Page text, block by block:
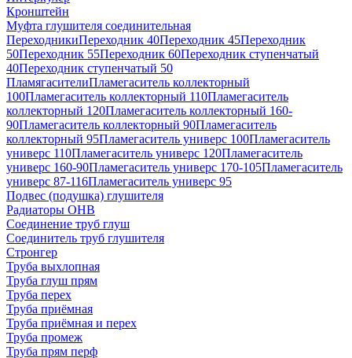
Кронштейн
Муфта глушителя соединительная
ПереходникиПереходник 40Переходник 45Переходник
50Переходник 55Переходник 60Переходник ступенчатый
40Переходник ступенчатый 50
ПламягасителиПламегаситель коллекторный
100Пламегаситель коллекторный 110Пламегаситель
коллекторный 120Пламегаситель коллекторный 160-
90Пламегаситель коллекторный 90Пламегаситель
коллекторный 95Пламегаситель универс 100Пламегаситель
универс 110Пламегаситель универс 120Пламегаситель
универс 160-90Пламегаситель универс 170-105Пламегаситель
универс 87-116Пламегаситель универс 95
Подвес (подушка) глушителя
Радиаторы ОНВ
Соединение труб глуш
Соединитель труб глушителя
Стронгер
Труба выхлопная
Труба глуш прям
Труба перех
Труба приёмная
Труба приёмная и перех
Труба промеж
Труба прям перф